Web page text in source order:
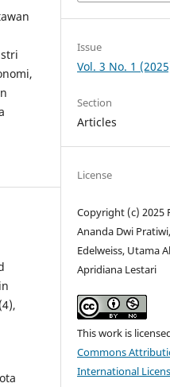
Issue
Vol. 3 No. 1
Section
Articles
License
Copyright (c) 2025
Ananda Dwi
Edelweiss, Utama
Apridiana Lestari
This work is
Commons
International